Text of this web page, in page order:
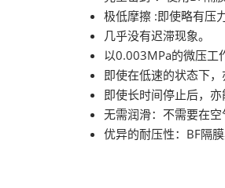
极低摩擦 :即使略有压
几乎没有迟滞现象。
以0.003MPa的微压工
即使在低速的状态下，
即使长时间停止后，亦
无需润滑：不需要在空
优异的耐压性：BF隔